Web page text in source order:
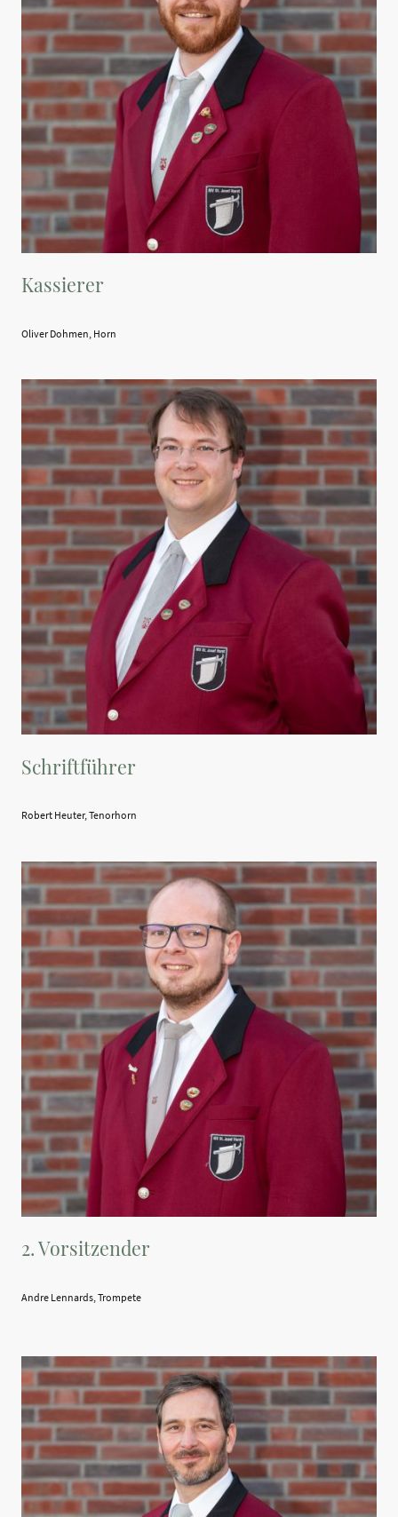
Kassierer
Oliver Dohmen, Horn
Schriftführer
Robert Heuter, Tenorhorn
2. Vorsitzender
Andre Lennards, Trompete